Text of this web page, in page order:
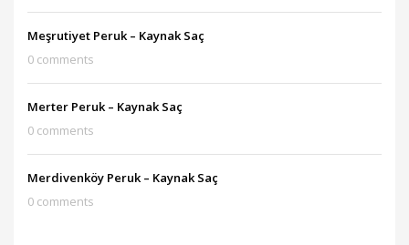
Meşrutiyet Peruk – Kaynak Saç
0 comments
Merter Peruk – Kaynak Saç
0 comments
Merdivenköy Peruk – Kaynak Saç
0 comments